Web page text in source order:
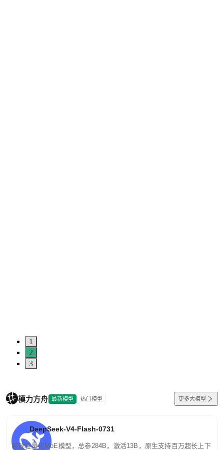
1
2
3
模力方舟 最新模型 热门模型 更多大模型
DeepSeek-V4-Flash-0731
高效轻量化MoE模型，总参284B，激活13B，原生支持百万超长上下